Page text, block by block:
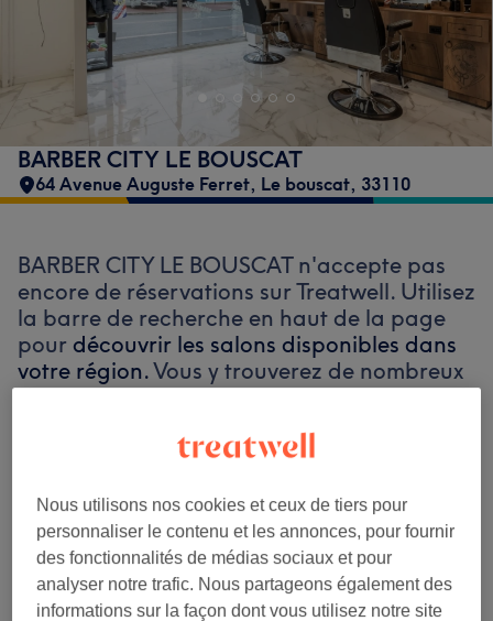
BARBER CITY LE BOUSCAT
64 Avenue Auguste Ferret, Le bouscat, 33110
BARBER CITY LE BOUSCAT n'accepte pas
encore de réservations sur Treatwell. Utilisez
la barre de recherche en haut de la page
pour découvrir les salons disponibles dans
votre région.Vous y trouverez de nombreux
professionnels bien notés prêts à vous
Trouver les meilleurs établissements
autour de vous
Nous utilisons nos cookies et ceux de tiers pour
personnaliser le contenu et les annonces, pour fournir
des fonctionnalités de médias sociaux et pour
analyser notre trafic. Nous partageons également des
informations sur la façon dont vous utilisez notre site